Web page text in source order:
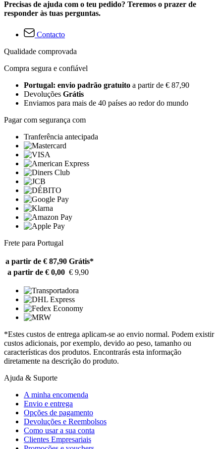
Precisas de ajuda com o teu pedido? Teremos o prazer de
responder às tuas perguntas.
Contacto
Qualidade comprovada
Compra segura e confiável
Portugal: envio padrão gratuito a partir de € 87,90
Devoluções Grátis
Enviamos para mais de 40 países ao redor do mundo
Pagar com segurança com
Tranferência antecipada
Frete para Portugal
a partir de € 87,90 Grátis*
a partir de € 0,00 € 9,90
*Estes custos de entrega aplicam-se ao envio normal. Podem existir
custos adicionais, por exemplo, devido ao peso, tamanho ou
características dos produtos. Encontrarás esta informação
diretamente na descrição do produto.
Ajuda & Suporte
A minha encomenda
Envio e entrega
Opções de pagamento
Devoluções e Reembolsos
Como usar a sua conta
Clientes Empresariais